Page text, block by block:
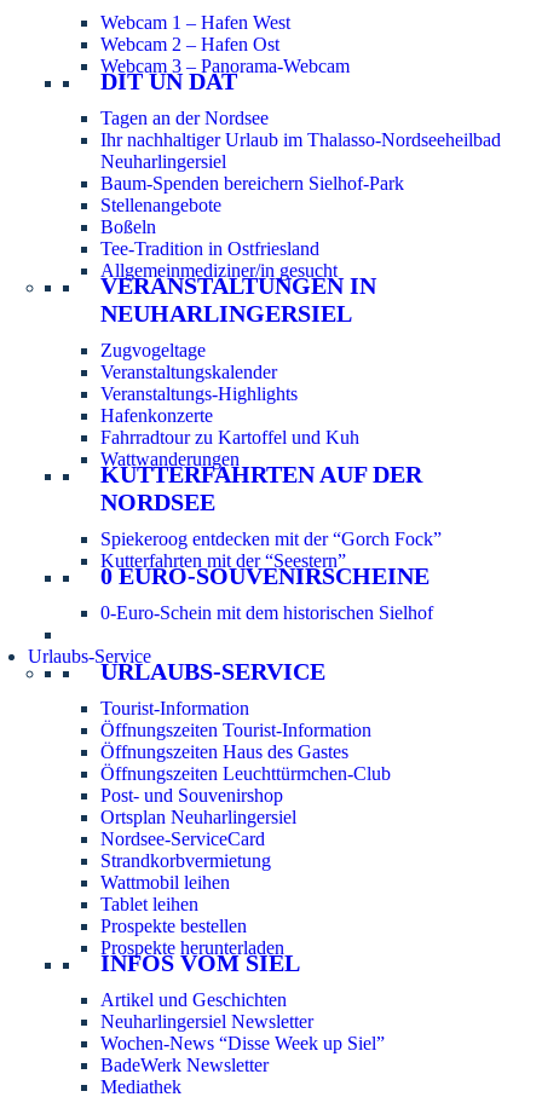
Webcam 1 – Hafen West
Webcam 2 – Hafen Ost
Webcam 3 – Panorama-Webcam
DIT UN DAT
Tagen an der Nordsee
Ihr nachhaltiger Urlaub im Thalasso-Nordseeheilbad
Neuharlingersiel
Baum-Spenden bereichern Sielhof-Park
Stellenangebote
Boßeln
Tee-Tradition in Ostfriesland
Allgemeinmediziner/in gesucht
VERANSTALTUNGEN IN
NEUHARLINGERSIEL
Zugvogeltage
Veranstaltungskalender
Veranstaltungs-Highlights
Hafenkonzerte
Fahrradtour zu Kartoffel und Kuh
Wattwanderungen
KUTTERFAHRTEN AUF DER
NORDSEE
Spiekeroog entdecken mit der “Gorch Fock”
Kutterfahrten mit der “Seestern”
0 EURO-SOUVENIRSCHEINE
0-Euro-Schein mit dem historischen Sielhof
Urlaubs-Service
URLAUBS-SERVICE
Tourist-Information
Öffnungszeiten Tourist-Information
Öffnungszeiten Haus des Gastes
Öffnungszeiten Leuchttürmchen-Club
Post- und Souvenirshop
Ortsplan Neuharlingersiel
Nordsee-ServiceCard
Strandkorbvermietung
Wattmobil leihen
Tablet leihen
Prospekte bestellen
Prospekte herunterladen
INFOS VOM SIEL
Artikel und Geschichten
Neuharlingersiel Newsletter
Wochen-News “Disse Week up Siel”
BadeWerk Newsletter
Mediathek